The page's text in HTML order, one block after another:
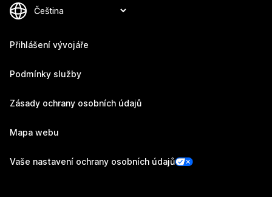
Přihlášení vývojáře
Podmínky služby
Zásady ochrany osobních údajů
Mapa webu
Vaše nastavení ochrany osobních údajů